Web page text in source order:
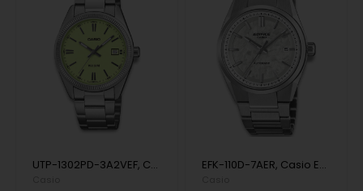
UTP-1302PD-3A2VEF, Casio Timeless UTP-1302PD-3A2VEF Quartz Herre m/lænke EFK-110D-7AER, Casio Edifice EFK-110D-7AER Automatik Herre m/lænke